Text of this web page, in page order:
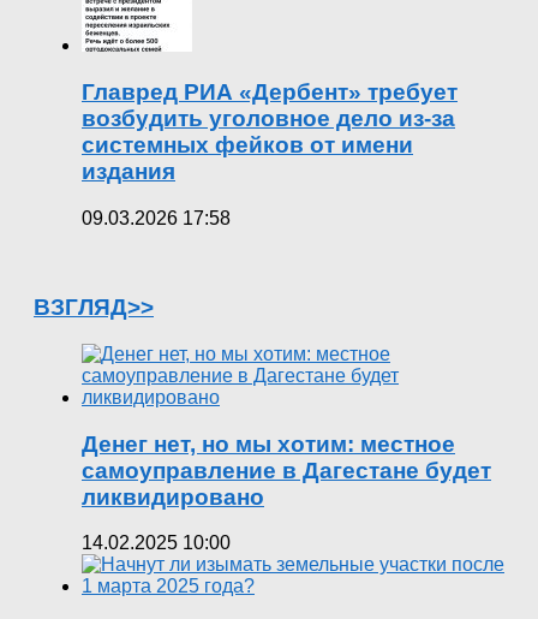
Главред РИА «Дербент» требует
возбудить уголовное дело из-за
системных фейков от имени
издания
09.03.2026 17:58
ВЗГЛЯД>>
Денег нет, но мы хотим: местное
самоуправление в Дагестане будет
ликвидировано
14.02.2025 10:00